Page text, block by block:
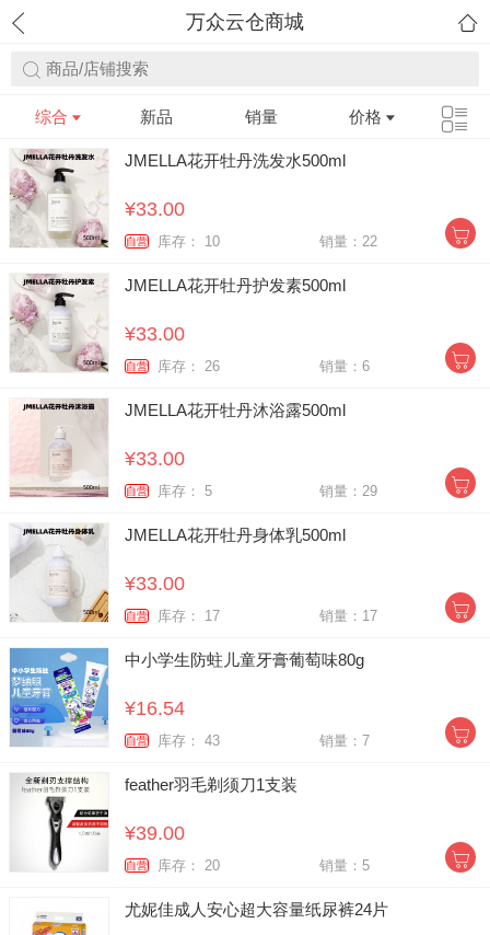
万众云仓商城
商品/店铺搜索
综合 新品 销量 价格
JMELLA花开牡丹洗发水500ml
¥33.00
自营 库存： 10 销量：22
JMELLA花开牡丹护发素500ml
¥33.00
自营 库存： 26 销量：6
JMELLA花开牡丹沐浴露500ml
¥33.00
自营 库存： 5 销量：29
JMELLA花开牡丹身体乳500ml
¥33.00
自营 库存： 17 销量：17
中小学生防蛀儿童牙膏葡萄味80g
¥16.54
自营 库存： 43 销量：7
feather羽毛剃须刀1支装
¥39.00
自营 库存： 20 销量：5
尤妮佳成人安心超大容量纸尿裤24片